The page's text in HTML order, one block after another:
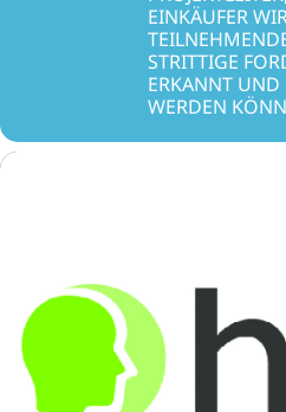
EINKÄUFER
STRITTIGE
ERKANNT UND
WERDEN